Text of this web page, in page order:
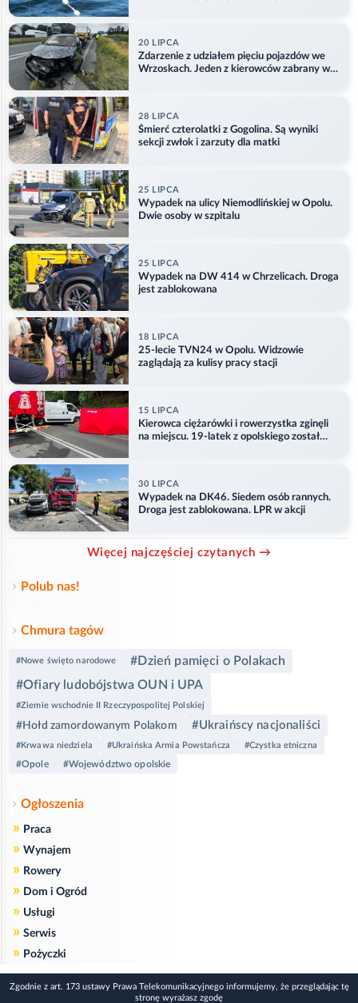
20 LIPCA
Zdarzenie z udziałem pięciu pojazdów we
Wrzoskach. Jeden z kierowców zabrany w
28 LIPCA
Śmierć czterolatki z Gogolina. Są wyniki
sekcji zwłok i zarzuty dla matki
25 LIPCA
Wypadek na ulicy Niemodlińskiej w Opolu.
Dwie osoby w szpitalu
25 LIPCA
Wypadek na DW 414 w Chrzelicach. Droga
jest zablokowana
18 LIPCA
25-lecie TVN24 w Opolu. Widzowie
zaglądają za kulisy pracy stacji
15 LIPCA
Kierowca ciężarówki i rowerzystka zginęli
na miejscu. 19-latek z opolskiego został
30 LIPCA
Wypadek na DK46. Siedem osób rannych.
Droga jest zablokowana. LPR w akcji
Więcej najczęściej czytanych →
Polub nas!
Chmura tagów
#Nowe święto narodowe
#Dzień pamięci o Polakach
#Ofiary ludobójstwa OUN i UPA
#Ziemie wschodnie II Rzeczypospolitej Polskiej
#Hołd zamordowanym Polakom #Ukraińscy nacjonaliści
#Krwawa niedziela #Ukraińska Armia Powstańcza #Czystka etniczna
#Opole #Województwo opolskie
Ogłoszenia
» Praca
» Wynajem
» Rowery
» Dom i Ogród
» Usługi
» Serwis
» Pożyczki
Zgodnie z art. 173 ustawy Prawa Telekomunikacyjnego informujemy, że przeglądając tę
stronę wyrażasz zgodę